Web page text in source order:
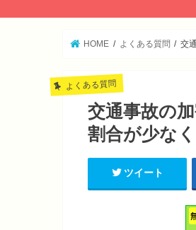
HOME よくある質問 交
よくある質問
交通事故の
割合が少な
ツイート